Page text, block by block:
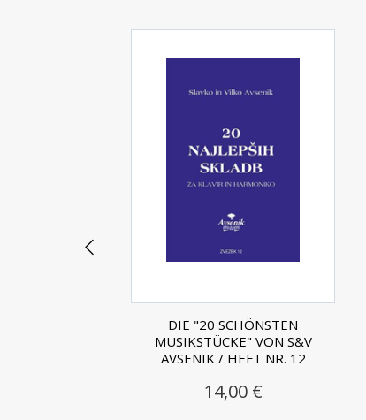
DIE "20 SCHÖNSTEN
MUSIKSTÜCKE" VON S&V
AVSENIK / HEFT NR. 12
14,00 €